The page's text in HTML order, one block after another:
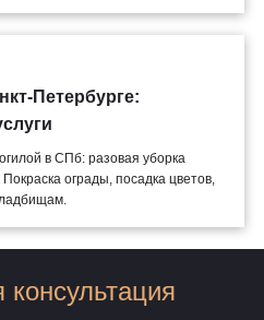
Петербурге:
в СПб: разовая уборка
ограды, посадка цветов,
консультация